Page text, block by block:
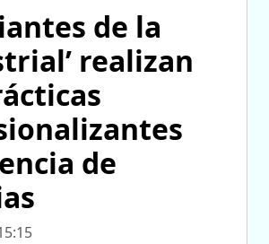
de la
realizan
de